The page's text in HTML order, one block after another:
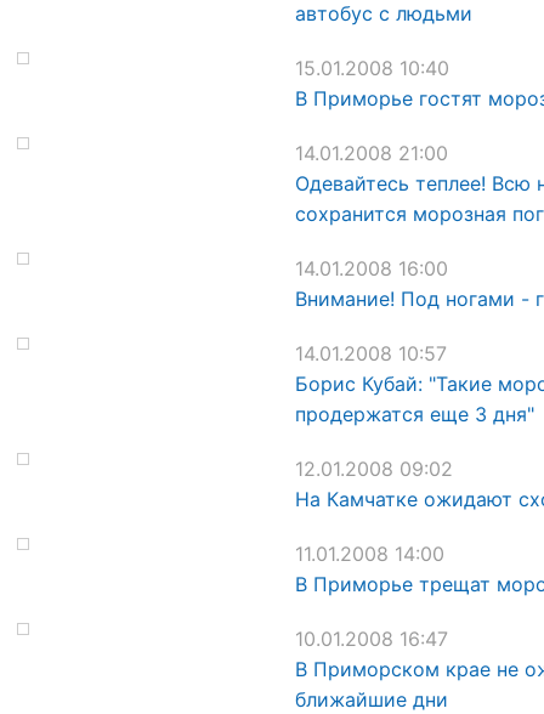
автобус с людьми
15.01.2008 10:40
В Приморье гостят
14.01.2008 21:00
Одевайтесь теплее!
сохранится морозная
14.01.2008 16:00
Внимание! Под ногами -
14.01.2008 10:57
Борис Кубай: "Такие
продержатся еще 3 дня"
12.01.2008 09:02
На Камчатке ожидают
11.01.2008 14:00
В Приморье трещат
10.01.2008 16:47
В Приморском крае не
ближайшие дни